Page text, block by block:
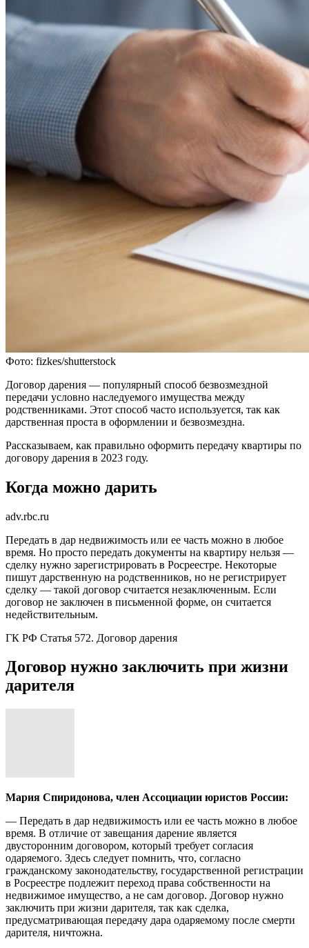
Фото: fizkes/shutterstock
Договор дарения — популярный способ безвозмездной
передачи условно наследуемого имущества между
родственниками. Этот способ часто используется, так как
дарственная проста в оформлении и безвозмездна.
Рассказываем, как правильно оформить передачу квартиры по
договору дарения в 2023 году.
Когда можно дарить
adv.rbc.ru
Передать в дар недвижимость или ее часть можно в любое
время. Но просто передать документы на квартиру нельзя —
сделку нужно зарегистрировать в Росреестре. Некоторые
пишут дарственную на родственников, но не регистрирует
сделку — такой договор считается незаключенным. Если
договор не заключен в письменной форме, он считается
недействительным.
ГК РФ Статья 572. Договор дарения
Договор нужно заключить при жизни
дарителя
Мария Спиридонова, член Ассоциации юристов России:
— Передать в дар недвижимость или ее часть можно в любое
время. В отличие от завещания дарение является
двусторонним договором, который требует согласия
одаряемого. Здесь следует помнить, что, согласно
гражданскому законодательству, государственной регистрации
в Росреестре подлежит переход права собственности на
недвижимое имущество, а не сам договор. Договор нужно
заключить при жизни дарителя, так как сделка,
предусматривающая передачу дара одаряемому после смерти
дарителя, ничтожна.